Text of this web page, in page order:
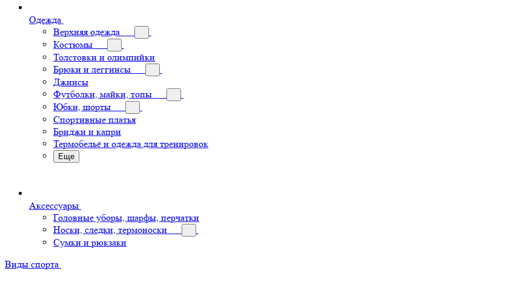
Одежда
Верхняя одежда
Костюмы
Толстовки и олимпийки
Брюки и леггинсы
Джинсы
Футболки, майки, топы
Юбки, шорты
Спортивные платья
Бриджи и капри
Термобельё и одежда для тренировок
Еще
Аксессуары
Головные уборы, шарфы, перчатки
Носки, следки, термоноски
Сумки и рюкзаки
Виды спорта